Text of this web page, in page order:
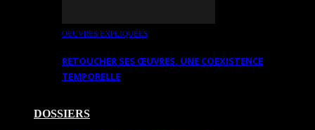
OEUVRES EXPLIQUÉES
RETOUCHER SES ŒUVRES. UNE COEXISTENCE
TEMPORELLE
DOSSIERS